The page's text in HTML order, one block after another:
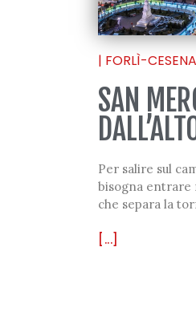
| FORLÌ-CESENA
SAN
Per salire sul
bisogna entrare
che separa la
[...]